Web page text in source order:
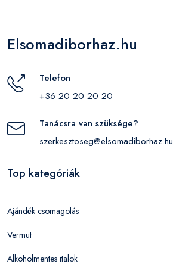
Elsomadiborhaz.hu
Telefon
+36 20 20 20 20
Tanácsra van szüksége?
szerkesztoseg@elsomadiborhaz.hu
Top kategóriák
Ajándék csomagolás
Vermut
Alkoholmentes italok